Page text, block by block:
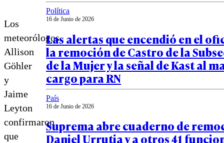
Los
meteorólogos
Allison
Göhler
y
Jaime
Leyton
confirmaron
que
Política
16 de Junio de 2026
Las alertas que encendió en el
la remoción de Castro de la
de la Mujer y la señal de Kast al
cargo para RN
País
16 de Junio de 2026
Suprema abre cuaderno de
Daniel Urrutia y a otros 41